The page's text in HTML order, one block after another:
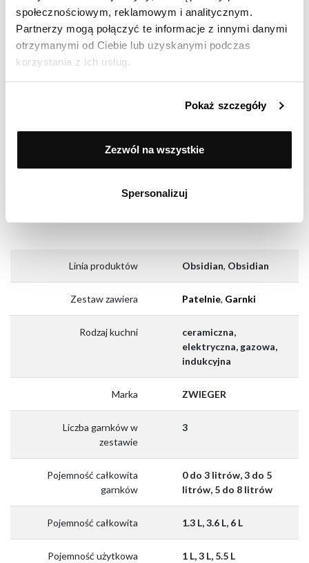
społecznościowym, reklamowym i analitycznym.
Partnerzy mogą połączyć te informacje z innymi danymi
otrzymanymi od Ciebie lub uzyskanymi podczas
korzystania z ich usług.
Pokaż szczegóły
Zezwól na wszystkie
Spersonalizuj
Linia produktów Obsidian, Obsidian
Zestaw zawiera Patelnie, Garnki
Rodzaj kuchni
ceramiczna,
elektryczna, gazowa,
indukcyjna
Marka ZWIEGER
Liczba garnków w
zestawie
3
Pojemność całkowita
garnków
0 do 3 litrów, 3 do 5
litrów, 5 do 8 litrów
Pojemność całkowita 1.3 L, 3.6 L, 6 L
Pojemność użytkowa 1 L, 3 L, 5.5 L